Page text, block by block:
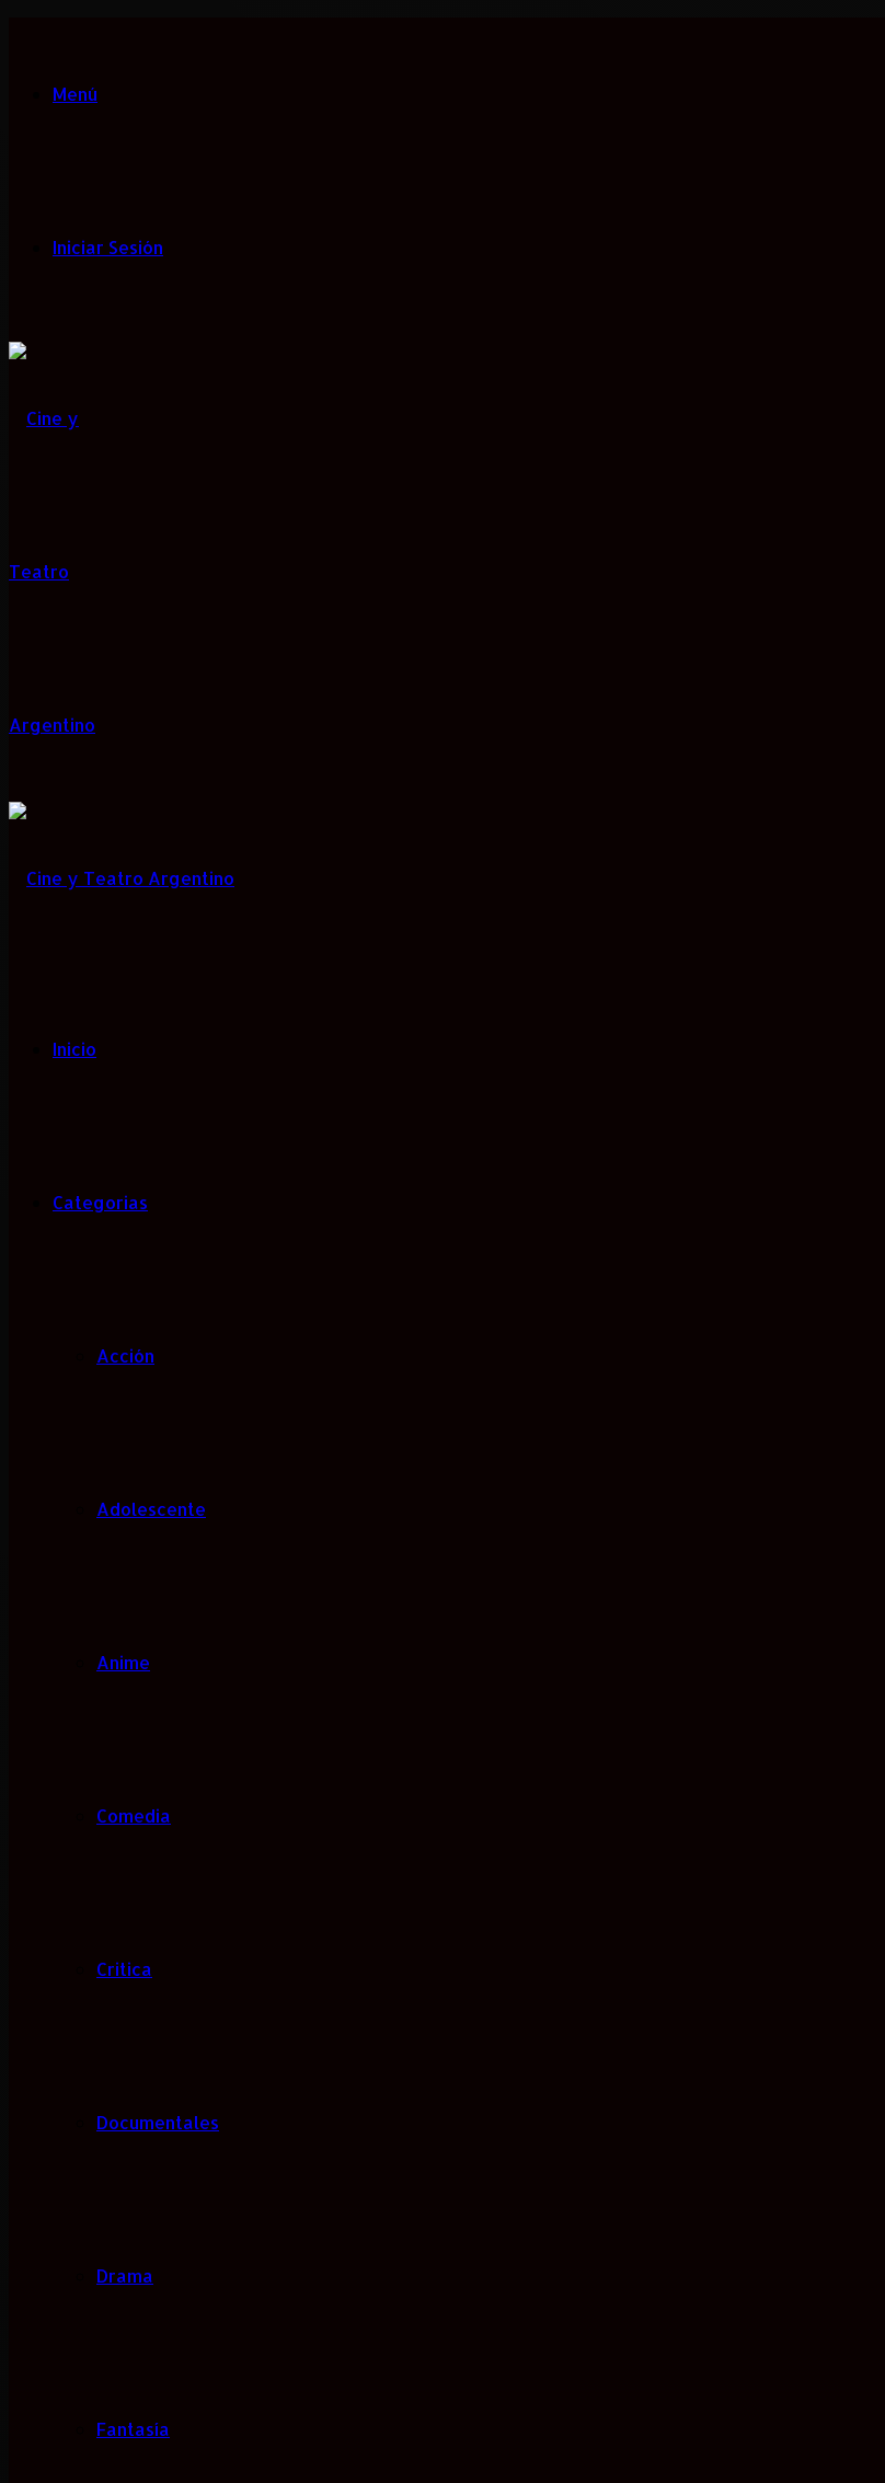
Menú
Iniciar Sesión
Inicio
Categorias
Acción
Adolescente
Anime
Comedia
Critica
Documentales
Drama
Fantasía